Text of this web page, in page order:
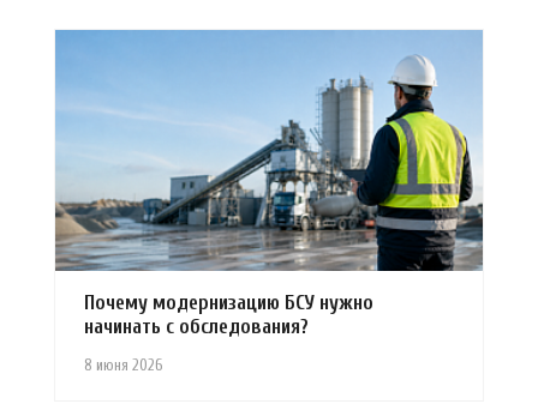
8 июня 2026
Почему модернизацию БСУ нужно
начинать с обследования?